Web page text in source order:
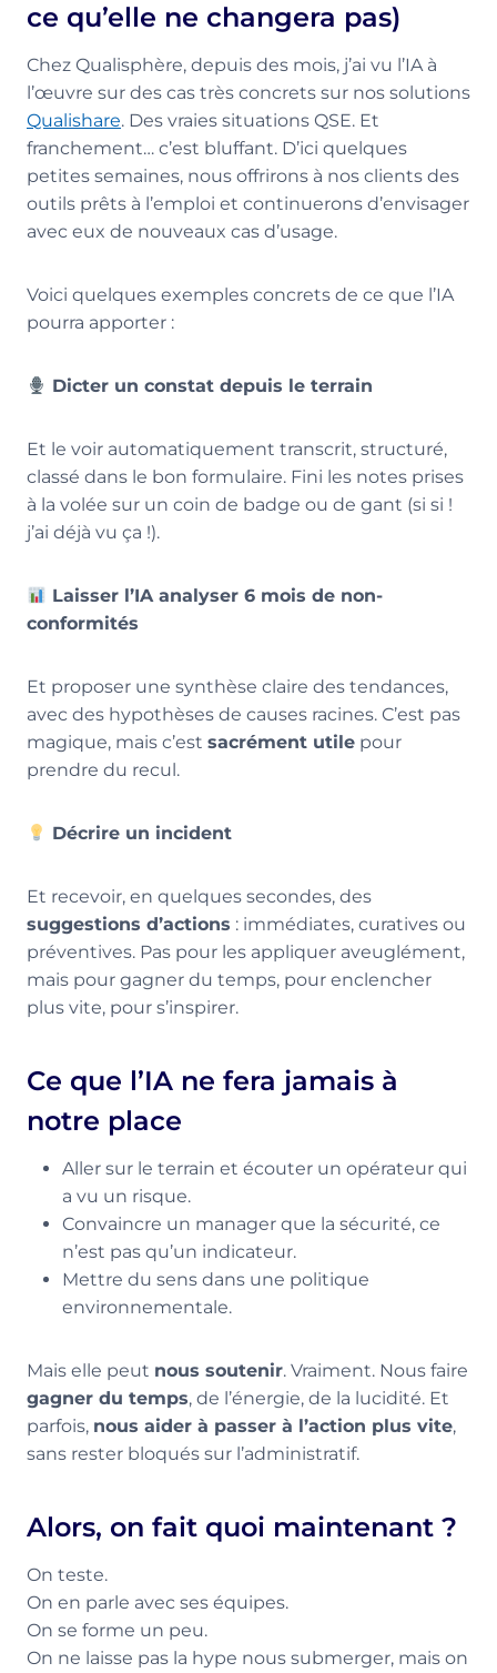
ce qu’elle ne changera pas)
Chez Qualisphère, depuis des mois, j’ai vu l’IA à
l’œuvre sur des cas très concrets sur nos solutions
Qualishare. Des vraies situations QSE. Et
franchement… c’est bluffant. D’ici quelques
petites semaines, nous offrirons à nos clients des
outils prêts à l’emploi et continuerons d’envisager
avec eux de nouveaux cas d’usage.
Voici quelques exemples concrets de ce que l’IA
pourra apporter :
Dicter un constat depuis le terrain
Et le voir automatiquement transcrit, structuré,
classé dans le bon formulaire. Fini les notes prises
à la volée sur un coin de badge ou de gant (si si !
j’ai déjà vu ça !).
Laisser l’IA analyser 6 mois de non-
conformités
Et proposer une synthèse claire des tendances,
avec des hypothèses de causes racines. C’est pas
magique, mais c’est sacrément utile pour
prendre du recul.
Décrire un incident
Et recevoir, en quelques secondes, des
suggestions d’actions : immédiates, curatives ou
préventives. Pas pour les appliquer aveuglément,
mais pour gagner du temps, pour enclencher
plus vite, pour s’inspirer.
Ce que l’IA ne fera jamais à
notre place
Aller sur le terrain et écouter un opérateur qui
a vu un risque.
Convaincre un manager que la sécurité, ce
n’est pas qu’un indicateur.
Mettre du sens dans une politique
environnementale.
Mais elle peut nous soutenir. Vraiment. Nous faire
gagner du temps, de l’énergie, de la lucidité. Et
parfois, nous aider à passer à l’action plus vite,
sans rester bloqués sur l’administratif.
Alors, on fait quoi maintenant ?
On teste.
On en parle avec ses équipes.
On se forme un peu.
On ne laisse pas la hype nous submerger, mais on